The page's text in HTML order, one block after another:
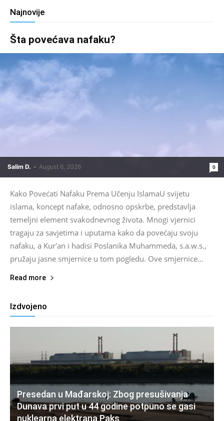
Najnovije
Šta povećava nafaku?
Salim D. - August 6, 2026 0
Kako Povećati Nafaku Prema Učenju IslamaU svijetu
islama, koncept nafake, odnosno opskrbe, predstavlja
temeljni element svakodnevnog života. Mnogi vjernici
tragaju za savjetima i uputama kako da povećaju svoju
nafaku, a Kur'an i hadisi Poslanika Muhammeda, s.a.w.s.,
pružaju jasne smjernice u tom pogledu. Ove smjernice...
Read more
Izdvojeno
Presedan u Mađarskoj: Zbog presušivanja
Dunava prvi put u 44 godine potpuno se gasi
nuklearna elektrana Paks